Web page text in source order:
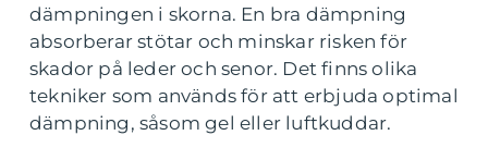
dämpningen i skorna. En bra dämpning
absorberar stötar och minskar risken för
skador på leder och senor. Det finns olika
tekniker som används för att erbjuda optimal
dämpning, såsom gel eller luftkuddar.